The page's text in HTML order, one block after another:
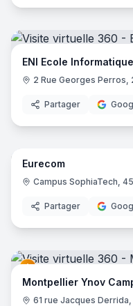
ENI Ecole
2 Rue Georges Perros,
Partager
Eurecom
Campus SophiaTech,
Partager
Montpellier Ynov
61 rue Jacques